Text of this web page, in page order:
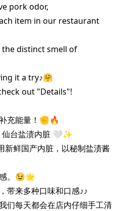
pork odor,
item in our restaurant
distinct smell of
it a try♪🤗
out "Details"!
充能量！✊🔥
台盐渍内脏 🤍✨
新鲜国产内脏，以秘制盐渍酱
。😉🌟
带来多种口味和口感♪♪
们每天都会在店内仔细手工清